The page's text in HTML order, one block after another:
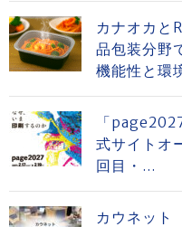
カナオカと
品包装分野
機能性と環
「
式サイトオ
回目・...
カウネッ